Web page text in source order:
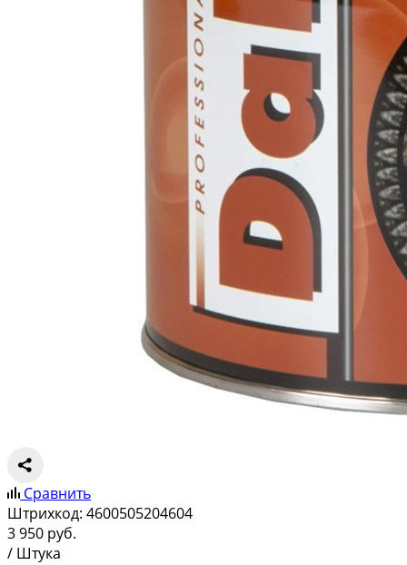
Сравнить
Штрихкод: 4600505204604
3 950 руб.
/ Штука